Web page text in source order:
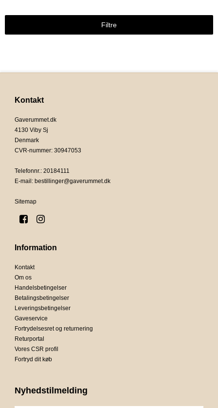
Filtre
Kontakt
Gaverummet.dk
4130 Viby Sj
Denmark
CVR-nummer: 30947053
Telefonnr.: 20184111
E-mail : bestillinger@gaverummet.dk
Sitemap
Information
Kontakt
Om os
Handelsbetingelser
Betalingsbetingelser
Leveringsbetingelser
Gaveservice
Fortrydelsesret og returnering
Returportal
Vores CSR profil
Fortryd dit køb
Nyhedstilmelding